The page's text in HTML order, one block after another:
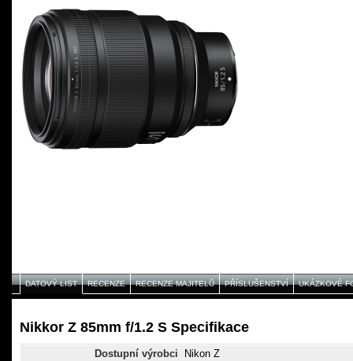
DATOVÝ LIST RECENZE RECENZE MAJITELŮ PŘÍSLUŠENSTVÍ UKÁZKOVÉ
Nikkor Z 85mm f/1.2 S Specifikace
Dostupní výrobci
Nikon Z